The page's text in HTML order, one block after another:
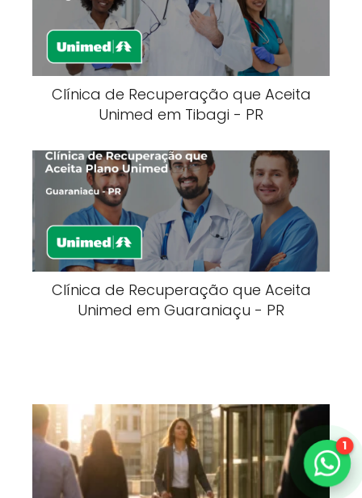
Clínica de Recuperação que Aceita
Unimed em Tibagi - PR
Clínica de Recuperação que Aceita
Unimed em Guaraniaçu - PR
1